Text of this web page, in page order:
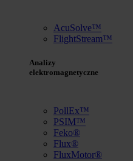
AcuSolve™
FlightStream™
Analizy
elektromagnetyczne
PollEx™
PSIM™
Feko®
Flux®
FluxMotor®